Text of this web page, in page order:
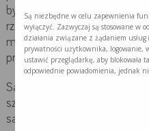
być niewidzialnym, mglistym
rzeczywistym przeciwnikiem,
mniej będziesz się bać, tym
przeciwstawisz.
Są sytuacje, w których
szczególnie trudne.
sami nie wiedzą, czy chcą się
Są niezbędne w celu zapewnienia
wyłączyć. Zazwyczaj są stosowane
działania związane z żądaniem
prywatności użytkownika, logowanie,
ustawić przeglądarkę, aby blokowała
odpowiednie powiadomienia, jednak